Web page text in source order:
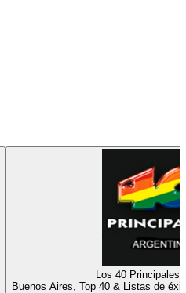
Los 40 Principales
Buenos Aires, Top 40 & Listas de